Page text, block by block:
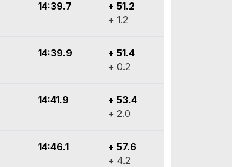
14:39.7
+ 51.2
+ 1.2
14:39.9
+ 51.4
+ 0.2
14:41.9
+ 53.4
+ 2.0
14:46.1
+ 57.6
+ 4.2